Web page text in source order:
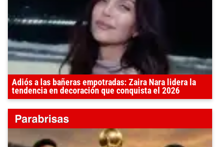
Adiós a las bañeras empotradas: Zaira Nara lidera la
tendencia en decoración que conquista el 2026